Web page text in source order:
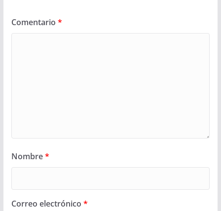
Comentario *
Nombre*
Correo electrónico *